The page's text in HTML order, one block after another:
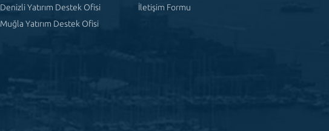
Denizli Yatırım Destek Ofisi
Muğla Yatırım Destek Ofisi
İletişim Formu